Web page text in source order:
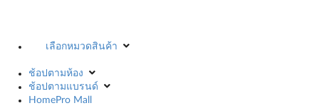
เลือกหมวดสินค้า
ช้อปตามห้อง
ช้อปตามแบรนด์
HomePro Mall